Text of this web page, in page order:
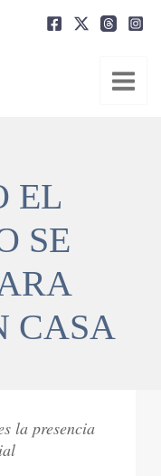
EL
SE
CASA
la presencia